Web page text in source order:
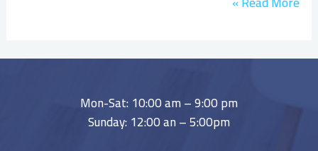
Mon-Sat: 10:00 am – 9:00 pm
Sunday: 12:00 an – 5:00pm